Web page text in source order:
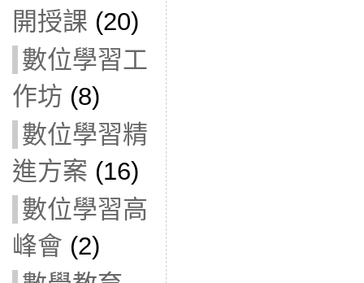
開授課 (20)
數位學習工
作坊 (8)
數位學習精
進方案 (16)
數位學習高
峰會 (2)